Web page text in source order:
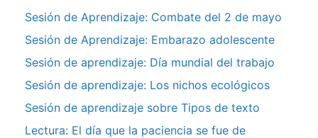
Sesión de Aprendizaje: Combate del 2 de mayo
Sesión de Aprendizaje: Embarazo adolescente
Sesión de aprendizaje: Día mundial del trabajo
Sesión de aprendizaje: Los nichos ecológicos
Sesión de aprendizaje sobre Tipos de texto
Lectura: El día que la paciencia se fue de